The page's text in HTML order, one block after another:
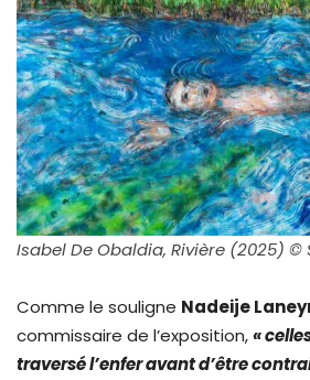
Isabel De Obaldia, Rivière (2025) ©
Comme le souligne Nadeije
commissaire de l’exposition,«
traversé l’enfer avant d’être